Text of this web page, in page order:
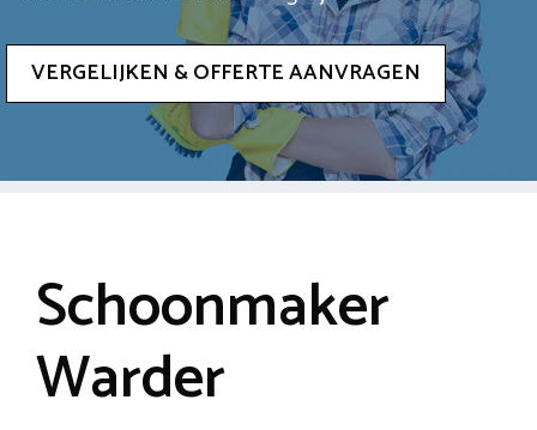
VERGELIJKEN & OFFERTE AANVRAGEN
Schoonmaker
Warder